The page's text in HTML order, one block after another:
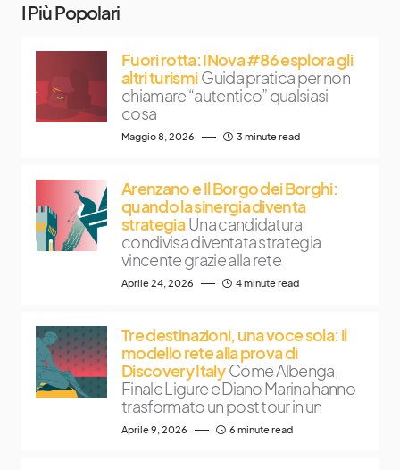
I Più Popolari
Fuori rotta: INova #86 esplora gli
altri turismi Guida pratica per non
chiamare “autentico” qualsiasi
cosa
Maggio 8, 2026 3 minute read
Arenzano e Il Borgo dei Borghi:
quando la sinergia diventa
strategia Una candidatura
condivisa diventata strategia
vincente grazie alla rete
Aprile 24, 2026 4 minute read
Tre destinazioni, una voce sola: il
modello rete alla prova di
Discovery Italy Come Albenga,
Finale Ligure e Diano Marina hanno
trasformato un post tour in un
Aprile 9, 2026 6 minute read